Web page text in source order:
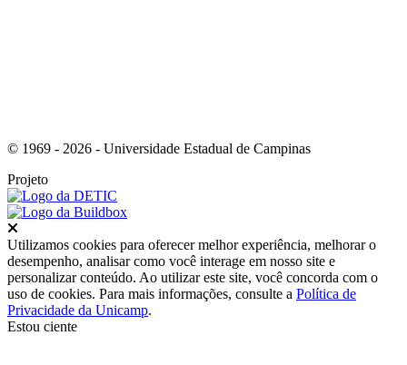
© 1969 - 2026 - Universidade Estadual de Campinas
Projeto
Utilizamos cookies para oferecer melhor experiência, melhorar o
desempenho, analisar como você interage em nosso site e
personalizar conteúdo. Ao utilizar este site, você concorda com o
uso de cookies. Para mais informações, consulte a Política de
Privacidade da Unicamp.
Estou ciente